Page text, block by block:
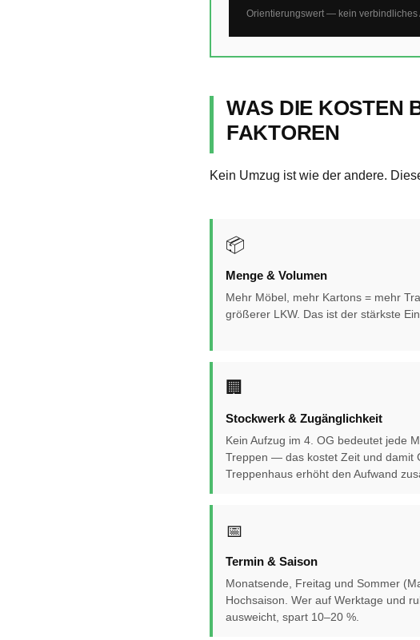
Orientierungswert — kein verbindliches
WAS DIE KOSTEN
FAKTOREN
Kein Umzug ist wie der andere.
📦
Menge & Volumen
Mehr Möbel, mehr Kartons = mehr
größerer LKW. Das ist der stärkste
🏢
Stockwerk & Zugänglichkeit
Kein Aufzug im 4. OG bedeutet jede
Treppen — das kostet Zeit und damit
Treppenhaus erhöht den Aufwand
📅
Termin & Saison
Monatsende, Freitag und Sommer
Hochsaison. Wer auf Werktage und
ausweicht, spart 10–20 %.